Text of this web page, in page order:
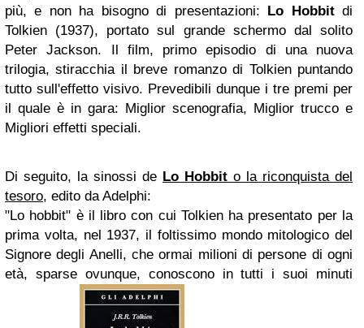
più, e non ha bisogno di presentazioni: Lo Hobbitdi
Tolkien (1937), portato sul grande schermo dal solito
Peter Jackson. Il film, primo episodio di una nuova
trilogia, stiracchia il breve romanzo di Tolkien puntando
tutto sull'effetto visivo. Prevedibili dunque i tre premi per
il quale è in gara: Miglior scenografia, Miglior trucco e
Migliori effetti speciali.
Di seguito, la sinossi de Lo Hobbit o la riconquista del
tesoro, edito daAdelphi:
"Lo hobbit" è il libro con cui Tolkien ha presentato per la
prima volta, nel 1937, il foltissimo mondo mitologico del
Signore degli Anelli, che ormai milioni di persone di ogni
età, sparse ovunque, conoscono in tutti i suoi minuti